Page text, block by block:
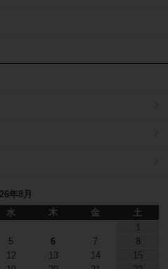
年8月
水 木 金
土
1
5 6 7
8
12 13 14
15